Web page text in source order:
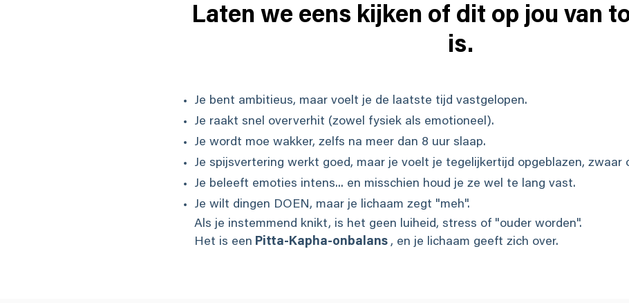
Laten we eens kijken of dit op jou van
is.
Je bent ambitieus, maar voelt je de laatste tijd vastgelopen.
Je raakt snel oververhit (zowel fysiek als emotioneel).
Je wordt moe wakker, zelfs na meer dan 8 uur slaap.
Je spijsvertering werkt goed, maar je voelt je tegelijkertijd opgeblazen, zwaar
Je beleeft emoties intens... en misschien houd je ze wel te lang vast.
Je wilt dingen DOEN, maar je lichaam zegt "meh".
Als je instemmend knikt, is het geen luiheid, stress of "ouder worden".
Het is een Pitta-Kapha-onbalans , en je lichaam geeft zich over.